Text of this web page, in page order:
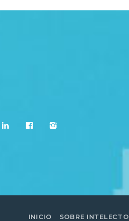
INICIO SOBRE INTELECTO